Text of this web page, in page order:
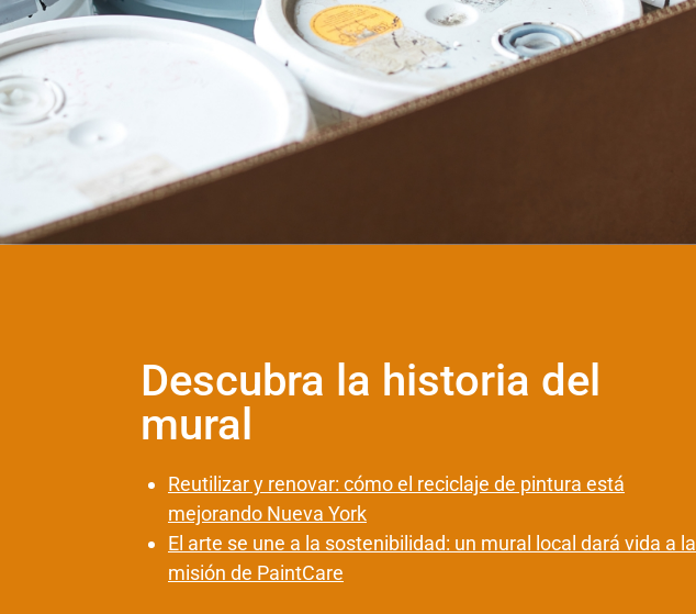
Descubra la historia del
mural
Reutilizar y renovar: cómo el reciclaje de pintura está
mejorando Nueva York
El arte se une a la sostenibilidad: un mural local dará vida a la
misión de PaintCare